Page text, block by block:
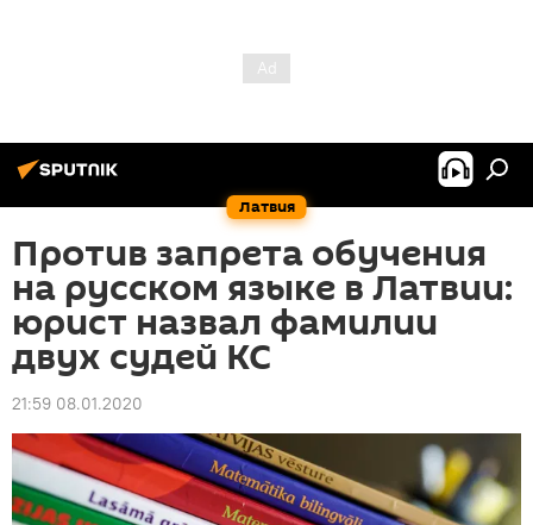
Латвия
Против запрета обучения
на русском языке в Латвии:
юрист назвал фамилии
двух судей КС
21:59 08.01.2020